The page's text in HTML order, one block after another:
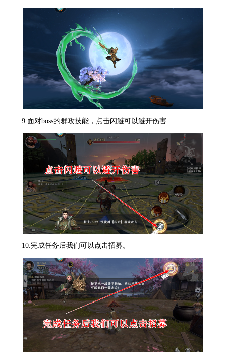
9.面对boss的群攻技能，点击闪避可以避开伤害
10.完成任务后我们可以点击招募。